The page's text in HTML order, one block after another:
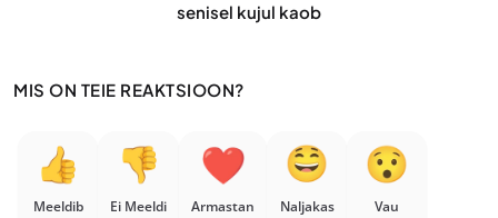
senisel kujul kaob
MIS ON TEIE REAKTSIOON?
Meeldib Ei Meeldi Armastan Naljakas Vau